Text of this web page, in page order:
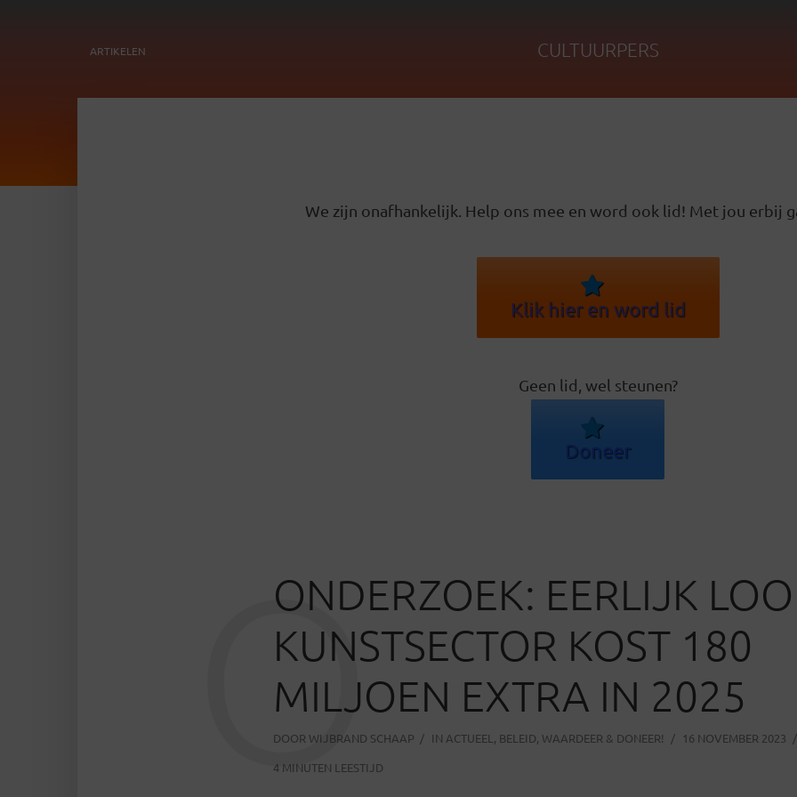
ARTIKELEN CULTUURPERS
We zijn onafhankelijk. Help ons mee en word ook lid! Met jou erbij
Klik hier en word lid
Geen lid, wel steunen?
Doneer
ONDERZOEK: EERLIJK
KUNSTSECTOR KOST 180
MILJOEN EXTRA IN 2025
DOOR WIJBRAND SCHAAP IN ACTUEEL , BELEID, WAARDEER & DONEER!
16 NOVEMBER 2023
4 MINUTEN LEESTIJD
O